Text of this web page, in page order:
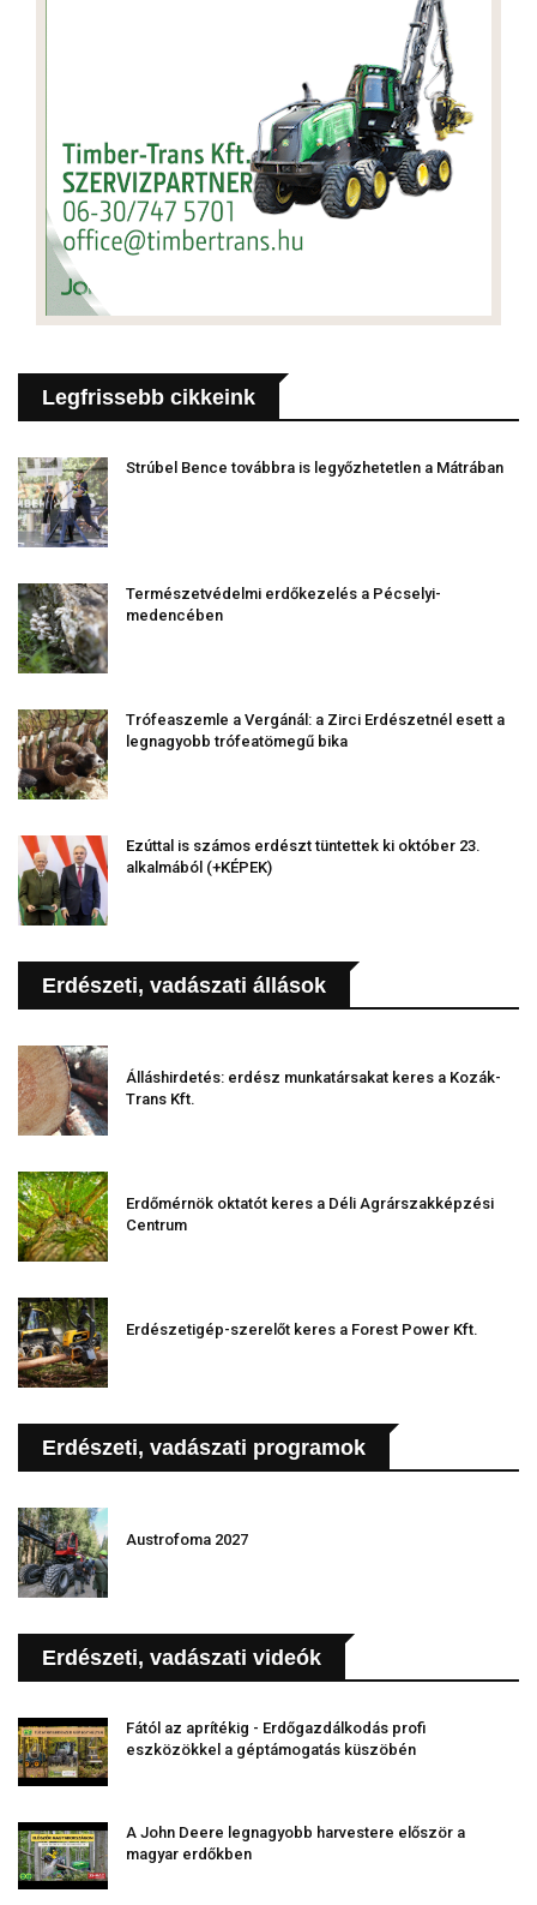
Legfrissebb cikkeink
Strúbel Bence továbbra is legyőzhetetlen a Mátrában
Természetvédelmi erdőkezelés a Pécselyi-
medencében
Trófeaszemle a Vergánál: a Zirci Erdészetnél esett a
legnagyobb trófeatömegű bika
Ezúttal is számos erdészt tüntettek ki október 23.
alkalmából (+KÉPEK)
Erdészeti, vadászati állások
Álláshirdetés: erdész munkatársakat keres a Kozák-
Trans Kft.
Erdőmérnök oktatót keres a Déli Agrárszakképzési
Centrum
Erdészetigép-szerelőt keres a Forest Power Kft.
Erdészeti, vadászati programok
Austrofoma 2027
Erdészeti, vadászati videók
Fától az aprítékig - Erdőgazdálkodás profi
eszközökkel a géptámogatás küszöbén
A John Deere legnagyobb harvestere először a
magyar erdőkben